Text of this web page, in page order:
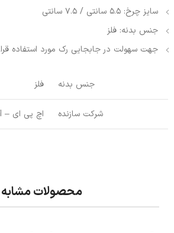
سایز چرخ: 5.5 سانتی / 7.5 سانتی
جنس بدنه: فلز
جهت سهولت در جابجایی رک مورد استفاده
جنس بدنه فلز
شرکت سازنده اچ پی ای – HPI
محصولات مشابه